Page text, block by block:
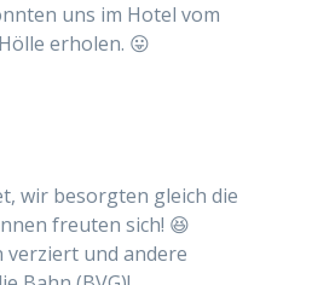
uns im Hotel vom
erholen. 😛
wir besorgten gleich die
freuten sich! 😆
verziert und andere